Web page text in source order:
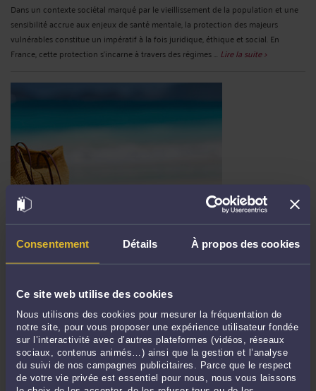
Consentement Détails À propos des cookies
Ce site web utilise des cookies
Nous utilisons des cookies pour mesurer la fréquentation de
notre site, pour vous proposer une expérience utilisateur fondée
sur l’interactivité avec d’autres plateformes (vidéos, réseaux
sociaux, contenus animés…) ainsi que la gestion et l’analyse
du suivi de nos campagnes publicitaires. Parce que le respect
de votre vie privée est essentiel pour nous, nous vous laissons
Dans un contexte sociétal marqué par le vieillissement de la population et une
sensibilité accrue aux enjeux de santé mentale, la protection des majeurs
vulnérables constitue un impératif à la fois juridique, éthique et social. En
France, cette protection s’incarne à travers des régimes ... Lire la suite >
L’ANNULATION D’UN TESTAMENT : ENJEUX JURIDIQUES ET
ILLUSTRATION À TRAVERS LA SUCCESSION D’ALAIN DELON
place à une réalité plus terre-à-terre : celle du règlement de sa succession. Le
décès d’Alain Delon, survenu le 18 août 2024, n’a pas échappé à cette règle. ...
Lire la suite >